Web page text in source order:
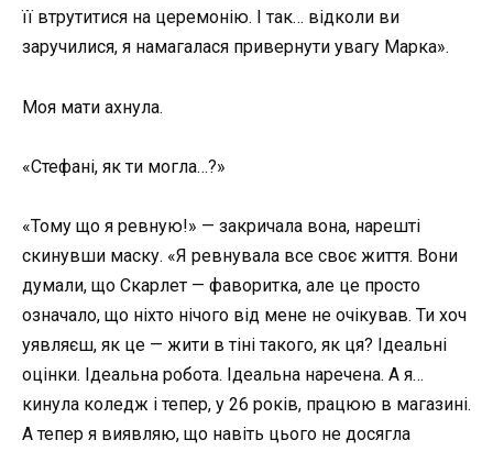
її втрутитися на церемонію. І так… відколи ви
заручилися, я намагалася привернути увагу Марка».
Моя мати ахнула.
«Стефані, як ти могла…?»
«Тому що я ревную!» — закричала вона, нарешті
скинувши маску. «Я ревнувала все своє життя. Вони
думали, що Скарлет — фаворитка, але це просто
означало, що ніхто нічого від мене не очікував. Ти хоч
уявляєш, як це — жити в тіні такого, як ця? Ідеальні
оцінки. Ідеальна робота. Ідеальна наречена. А я…
кинула коледж і тепер, у 26 років, працюю в магазині.
А тепер я виявляю, що навіть цього не досягла